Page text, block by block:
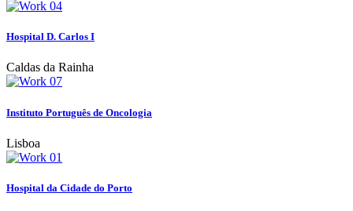
Hospital D. Carlos I
Caldas da Rainha
Instituto Português de Oncologia
Lisboa
Hospital da Cidade do Porto